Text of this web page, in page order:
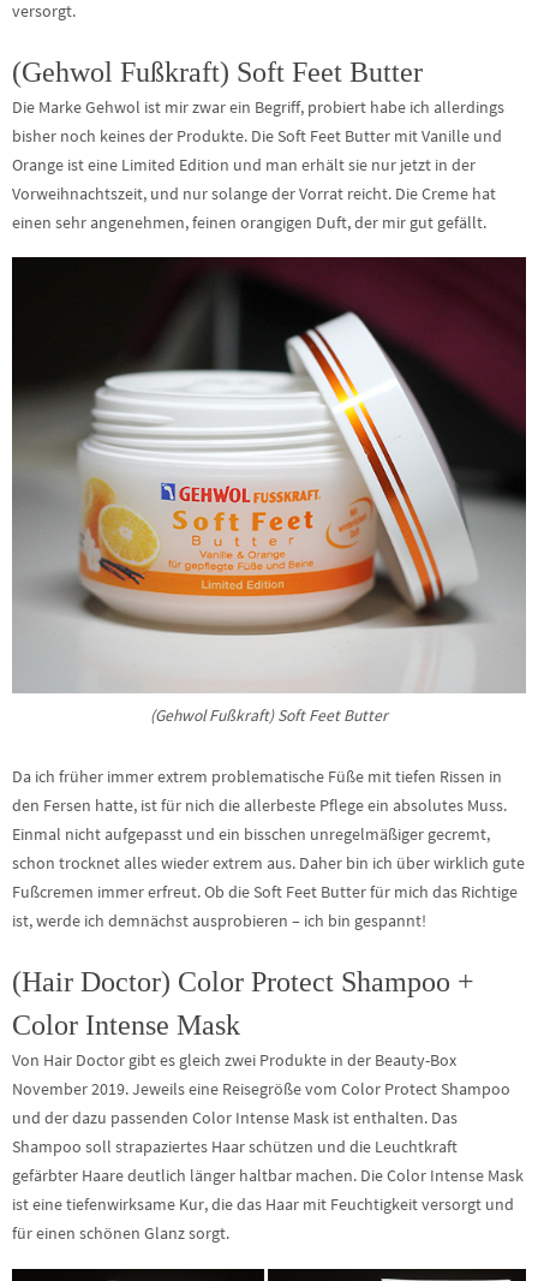
versorgt.
(Gehwol Fußkraft) Soft Feet Butter
Die Marke Gehwol ist mir zwar ein Begriff, probiert habe ich allerdings
bisher noch keines der Produkte. Die Soft Feet Butter mit Vanille und
Orange ist eine Limited Edition und man erhält sie nur jetzt in der
Vorweihnachtszeit, und nur solange der Vorrat reicht. Die Creme hat
einen sehr angenehmen, feinen orangigen Duft, der mir gut gefällt.
(Gehwol Fußkraft) Soft Feet Butter
Da ich früher immer extrem problematische Füße mit tiefen Rissen in
den Fersen hatte, ist für nich die allerbeste Pflege ein absolutes Muss.
Einmal nicht aufgepasst und ein bisschen unregelmäßiger gecremt,
schon trocknet alles wieder extrem aus. Daher bin ich über wirklich gute
Fußcremen immer erfreut. Ob die Soft Feet Butter für mich das Richtige
ist, werde ich demnächst ausprobieren – ich bin gespannt!
(Hair Doctor) Color Protect Shampoo +
Color Intense Mask
Von Hair Doctor gibt es gleich zwei Produkte in der Beauty-Box
November 2019. Jeweils eine Reisegröße vom Color Protect Shampoo
und der dazu passenden Color Intense Mask ist enthalten. Das
Shampoo soll strapaziertes Haar schützen und die Leuchtkraft
gefärbter Haare deutlich länger haltbar machen. Die Color Intense Mask
ist eine tiefenwirksame Kur, die das Haar mit Feuchtigkeit versorgt und
für einen schönen Glanz sorgt.